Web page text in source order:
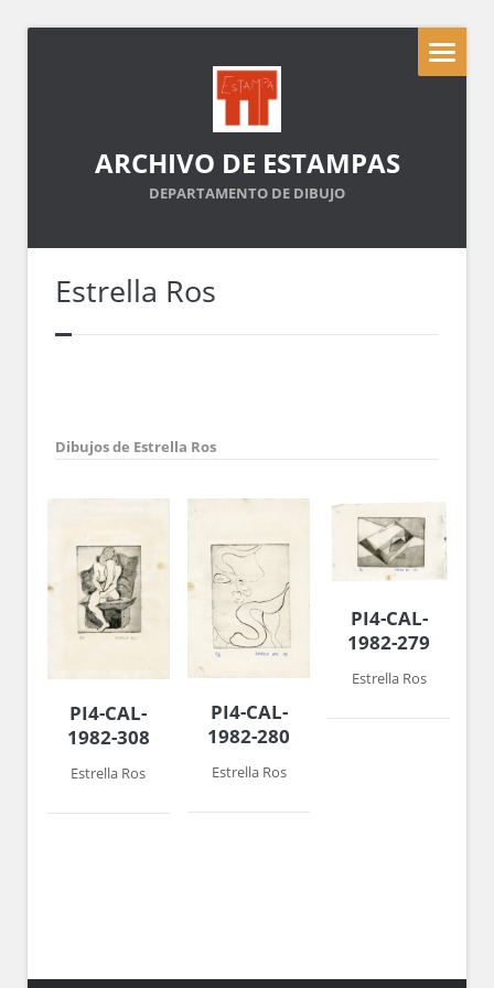
ARCHIVO DE ESTAMPAS
DEPARTAMENTO DE DIBUJO
Estrella Ros
Dibujos de Estrella Ros
PI4-CAL-
1982-308
Estrella Ros
PI4-CAL-
1982-280
Estrella Ros
PI4-CAL-
1982-279
Estrella Ros